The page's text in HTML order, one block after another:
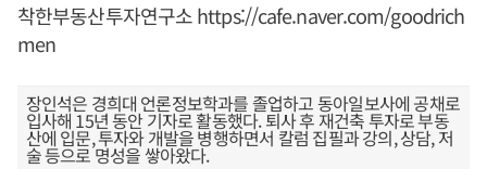
착한부동산투자연구소https://cafe.naver.com/goodrich
men
장인석은 경희대 언론정보학과를 졸업하고 동아일보사에 공채로
입사해 15년 동안 기자로 활동했다. 퇴사 후 재건축 투자로 부동
산에 입문, 투자와 개발을 병행하면서 칼럼 집필과 강의, 상담, 저
술 등으로 명성을 쌓아왔다.